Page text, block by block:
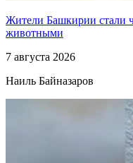
Жители Башкирии стали
животными
7 августа 2026
Наиль Байназаров